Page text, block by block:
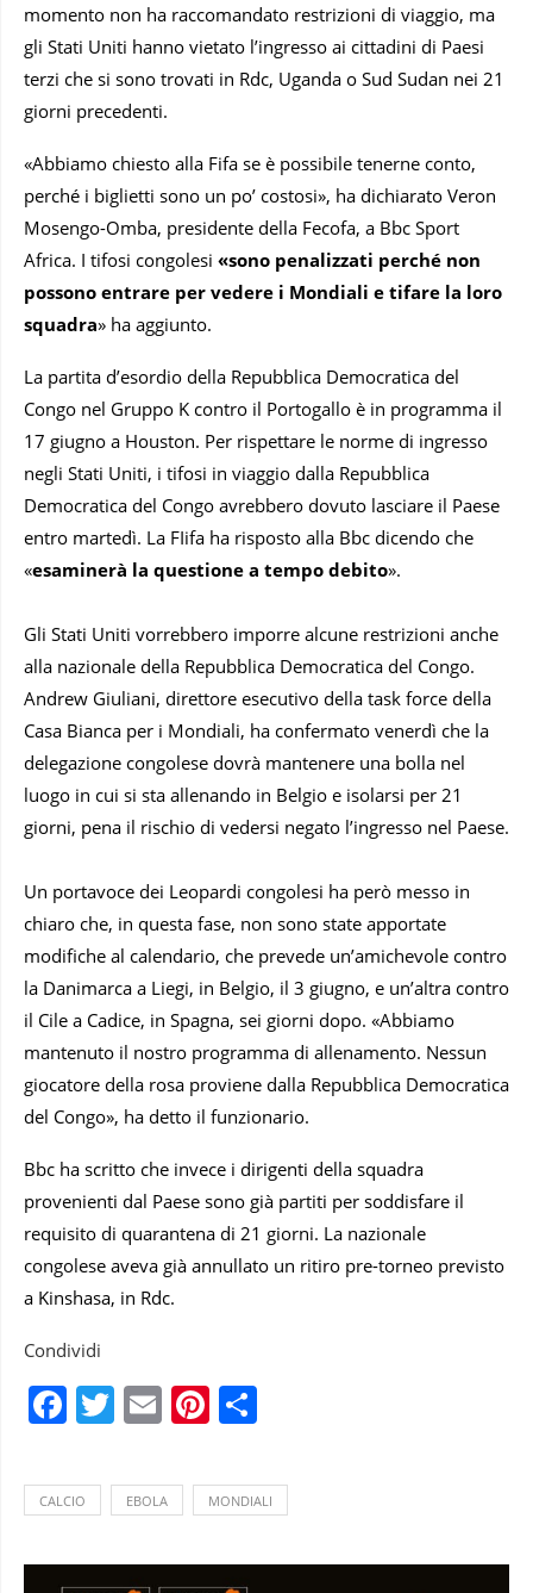
momento non ha raccomandato restrizioni di viaggio, ma
gli Stati Uniti hanno vietato l’ingresso ai cittadini di Paesi
terzi che si sono trovati in Rdc, Uganda o Sud Sudan nei 21
giorni precedenti.
«Abbiamo chiesto alla Fifa se è possibile tenerne conto,
perché i biglietti sono un po’ costosi», ha dichiarato Veron
Mosengo-Omba, presidente della Fecofa, a Bbc Sport
Africa. I tifosi congolesi «sono penalizzati perché non
possono entrare per vedere i Mondiali e tifare la loro
squadra» ha aggiunto.
La partita d’esordio della Repubblica Democratica del
Congo nel Gruppo K contro il Portogallo è in programma il
17 giugno a Houston. Per rispettare le norme di ingresso
negli Stati Uniti, i tifosi in viaggio dalla Repubblica
Democratica del Congo avrebbero dovuto lasciare il Paese
entro martedì. La FIifa ha risposto alla Bbc dicendo che
«esaminerà la questione a tempo debito».
Gli Stati Uniti vorrebbero imporre alcune restrizioni anche
alla nazionale della Repubblica Democratica del Congo.
Andrew Giuliani, direttore esecutivo della task force della
Casa Bianca per i Mondiali, ha confermato venerdì che la
delegazione congolese dovrà mantenere una bolla nel
luogo in cui si sta allenando in Belgio e isolarsi per 21
giorni, pena il rischio di vedersi negato l’ingresso nel Paese.
Un portavoce dei Leopardi congolesi ha però messo in
chiaro che, in questa fase, non sono state apportate
modifiche al calendario, che prevede un’amichevole contro
la Danimarca a Liegi, in Belgio, il 3 giugno, e un’altra contro
il Cile a Cadice, in Spagna, sei giorni dopo. «Abbiamo
mantenuto il nostro programma di allenamento. Nessun
giocatore della rosa proviene dalla Repubblica Democratica
del Congo», ha detto il funzionario.
Bbc ha scritto che invece i dirigenti della squadra
provenienti dal Paese sono già partiti per soddisfare il
requisito di quarantena di 21 giorni. La nazionale
congolese aveva già annullato un ritiro pre-torneo previsto
a Kinshasa, in Rdc.
Condividi
Facebook
Twitter
EmailPinterest
CALCIO EBOLA MONDIALI